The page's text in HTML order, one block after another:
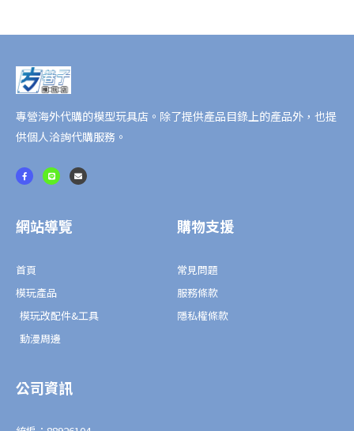
常
版/AMIAMI
典
版
量
專營海外代購的模型玩具店。除了提供產品目錄上的產品外，也提
供個人洽詢代購服務。
F
a
c
k
-
L
i
n
E
n
v
網站導覽
首頁
模玩產品
模玩改配件&工具
動漫周邊
購物支援
常見問題
服務條款
隱私權條款
公司資訊